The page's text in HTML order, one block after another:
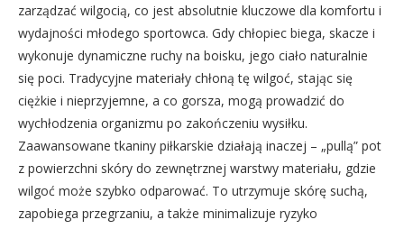
zarządzać wilgocią, co jest absolutnie kluczowe dla komfortu i
wydajności młodego sportowca. Gdy chłopiec biega, skacze i
wykonuje dynamiczne ruchy na boisku, jego ciało naturalnie
się poci. Tradycyjne materiały chłoną tę wilgoć, stając się
ciężkie i nieprzyjemne, a co gorsza, mogą prowadzić do
wychłodzenia organizmu po zakończeniu wysiłku.
Zaawansowane tkaniny piłkarskie działają inaczej – „pullą” pot
z powierzchni skóry do zewnętrznej warstwy materiału, gdzie
wilgoć może szybko odparować. To utrzymuje skórę suchą,
zapobiega przegrzaniu, a także minimalizuje ryzyko